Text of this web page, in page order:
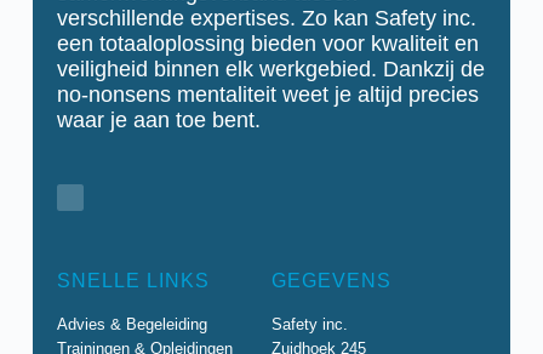
verschillende expertises. Zo kan Safety inc.
een totaaloplossing bieden voor kwaliteit en
veiligheid binnen elk werkgebied. Dankzij de
no-nonsens mentaliteit weet je altijd precies
waar je aan toe bent.
SNELLE LINKS
Advies & Begeleiding
Trainingen & Opleidingen
GEGEVENS
Safety inc.
Zuidhoek 245